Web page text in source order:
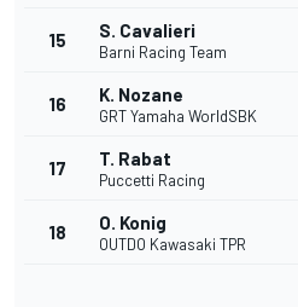
15 S. Cavalieri
Barni Racing Team
16 K. Nozane
GRT Yamaha WorldSBK
17 T. Rabat
Puccetti Racing
18 O. Konig
OUTDO Kawasaki TPR